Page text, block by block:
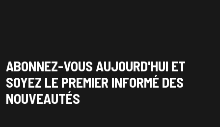
ABONNEZ-VOUS AUJOURD'HUI ET
SOYEZ LE PREMIER INFORMÉ DES
NOUVEAUTÉS